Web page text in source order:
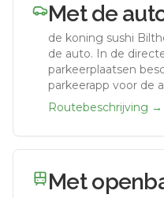
Met de
de koning sushi
de auto. In de
parkeerplaatsen
parkeerapp voor de
Routebeschrijving →
Met